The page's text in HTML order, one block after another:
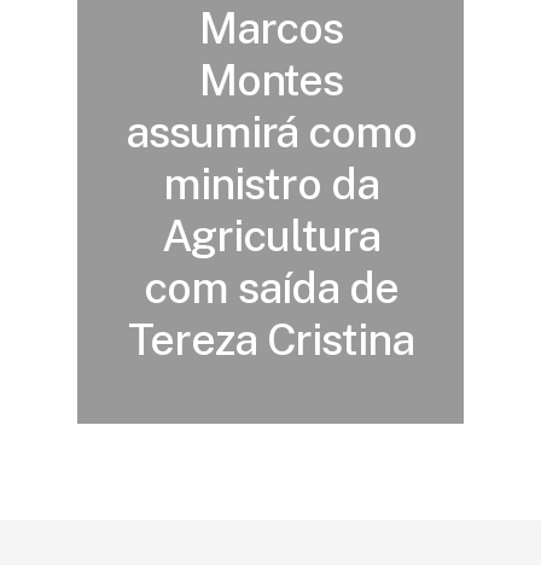
Marcos
Montes
assumirá como
ministro da
Agricultura
com saída de
Tereza Cristina